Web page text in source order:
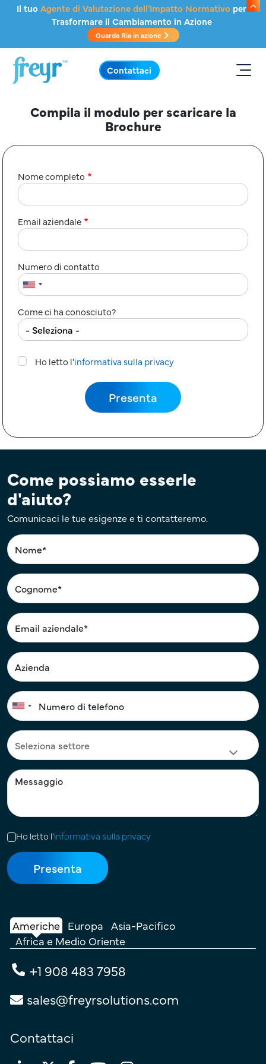
Salta al contenuto principale
Il tuo Agente di Valutazione dell'Impatto Normativo per
Trasformare il Cambiamento in Azione
Guarda Ria in azione
.
Contattaci
Compila il modulo per scaricare la
Brochure
Nome completo
Email aziendale
Numero di contatto
Come ci ha conosciuto?
Ho letto l'informativa sulla privacy
Come possiamo esserle
d'aiuto?
Comunicaci le tue esigenze e ti contatteremo.
Ho letto l'informativa sulla privacy
Americhe Europa Asia-Pacifico
Africa e Medio Oriente
+1 908 483 7958
sales@freyrsolutions.com
Contattaci